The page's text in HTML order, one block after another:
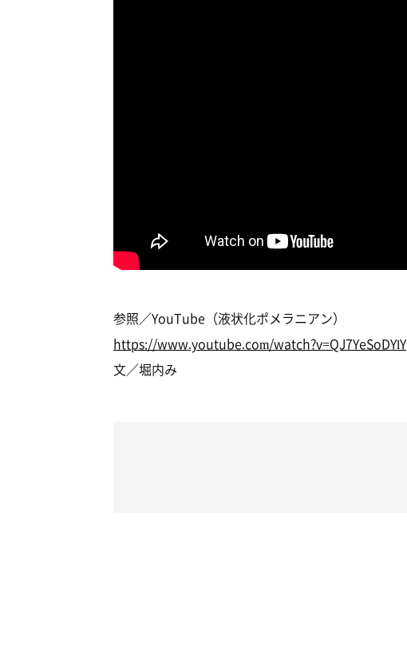
参照／YouTube（液状化ポメラニアン）
https://www.youtube.com/watch?v=QJ7YeSoDYlY
文／堀内み